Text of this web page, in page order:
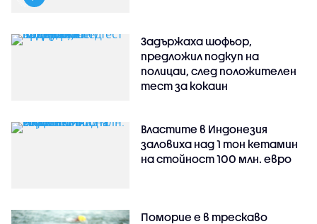
Задържаха шофьор,
предложил подкуп на
полицаи, след положителен
тест за кокаин
Властите в Индонезия
заловиха над 1 тон кетамин
на стойност 100 млн. евро
Поморие е в трескаво